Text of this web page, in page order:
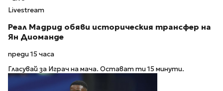
Livestream
Реал Мадрид обяви историческия трансфер на
Ян Диоманде
преди 15 часа
Гласувай за Играч на мача. Остават ти 15 минути.